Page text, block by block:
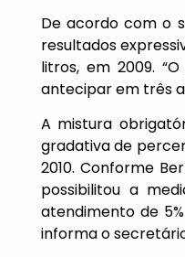
De acordo com o
resultados
litros, em 2009.
antecipar em três
A mistura
gradativa de
2010. Conforme
possibilitou a
atendimento de
informa o